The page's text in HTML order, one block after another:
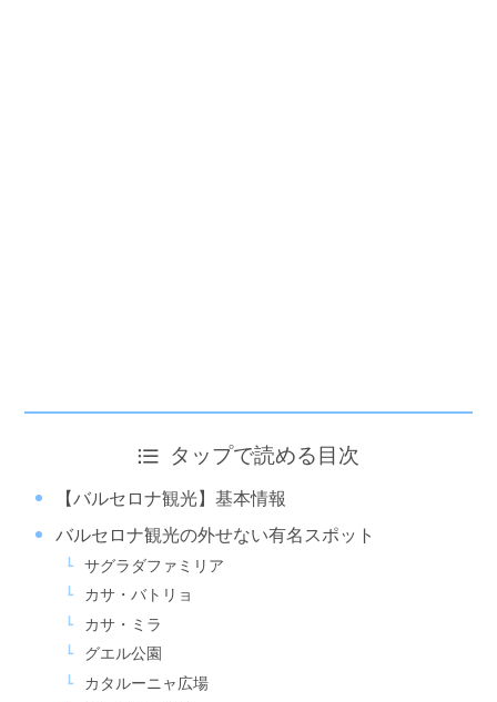
タップで読める目次
【バルセロナ観光】基本情報
バルセロナ観光の外せない有名スポット
サグラダファミリア
カサ・バトリョ
カサ・ミラ
グエル公園
カタルーニャ広場